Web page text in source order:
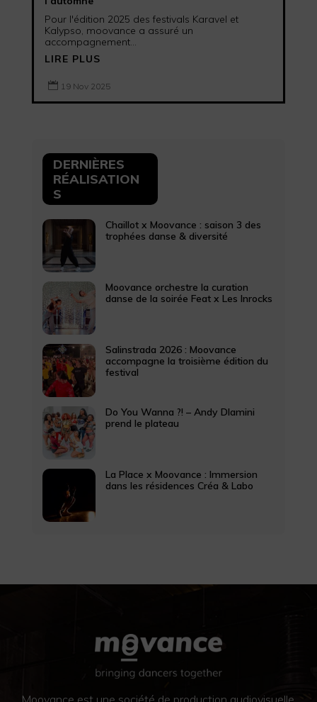
Pour l'édition 2025 des festivals Karavel et
Kalypso, moovance a assuré un
accompagnement...
LIRE PLUS
 19 Nov 2025
DERNIÈRES
RÉALISATION
S
Chaillot x Moovance : saison 3 des
trophées danse & diversité
Moovance orchestre la curation
danse de la soirée Feat x Les Inrocks
Salinstrada 2026 : Moovance
accompagne la troisième édition du
festival
Do You Wanna ?! – Andy Dlamini
prend le plateau
La Place x Moovance : Immersion
dans les résidences Créa & Labo